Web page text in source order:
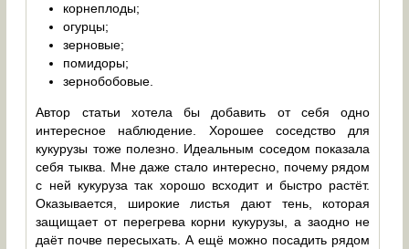
корнеплоды;
огурцы;
зерновые;
помидоры;
зернобобовые.
Автор статьи хотела бы добавить от себя одно
интересное наблюдение. Хорошее соседство для
кукурузы тоже полезно. Идеальным соседом показала
себя тыква. Мне даже стало интересно, почему рядом
с ней кукуруза так хорошо всходит и быстро растёт.
Оказывается, широкие листья дают тень, которая
защищает от перегрева корни кукурузы, а заодно не
даёт почве пересыхать. А ещё можно посадить рядом